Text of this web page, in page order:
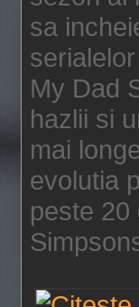
sa
My Dad
hazlii si
mai
evolutia
peste 20